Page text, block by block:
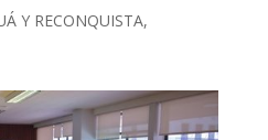
Y RECONQUISTA,